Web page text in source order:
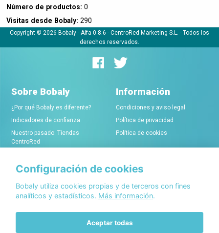
Número de productos: 0
Visitas desde Bobaly: 290
Copyright © 2026 Bobaly - Alfa 0.8.6 - CentroRed Marketing S.L. - Todos los
derechos reservados.
Sobre Bobaly
¿Por qué Bobaly es diferente?
Indicadores de confianza
Nuestro pasado: Tiendas
CentroRed
Información
Condiciones y aviso legal
Política de privacidad
Política de cookies
Comerciantes
Alta de tiendas online
Condiciones de alta
Conócenos
Acerca de Bobaly Partners
Partner eCommerce
Configuración de cookies
Bobaly utiliza cookies propias y de terceros con fines
analíticos y estadísticos. Más información.
Aceptar todas